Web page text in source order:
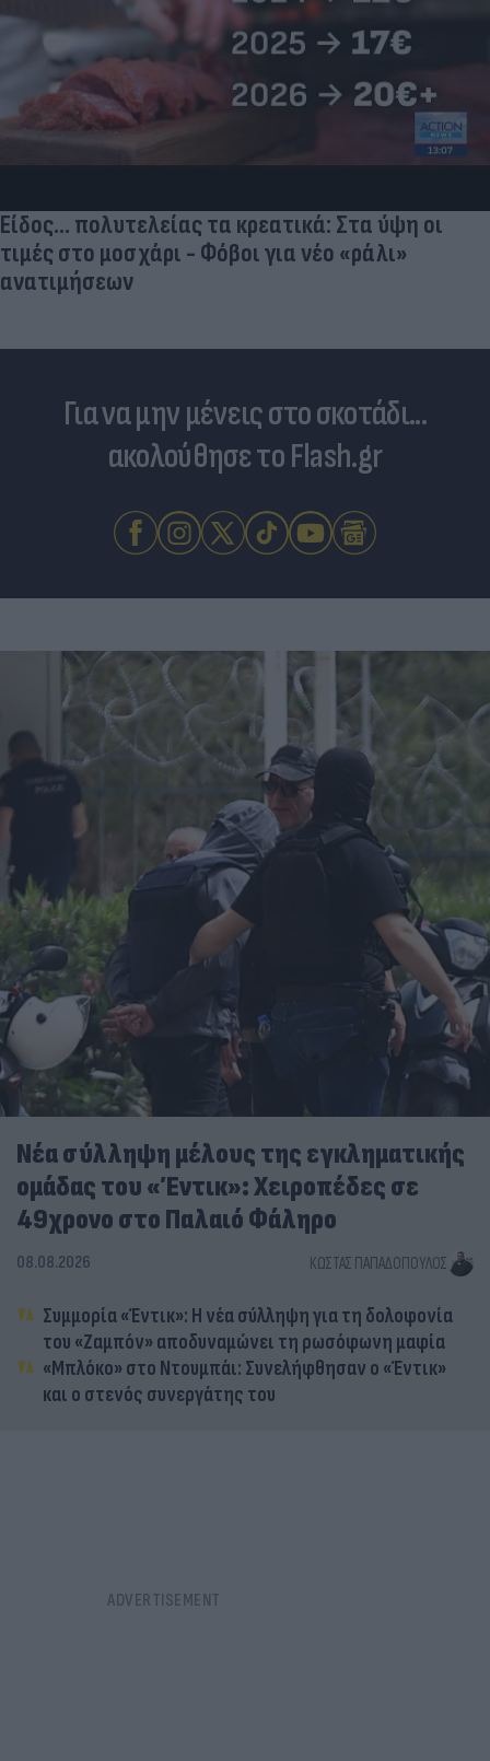
Νέα πρόκληση της Τουρκίας: Επαναφέρει τις
«γκρίζες ζώνες» στο Αιγαίο - Τι αναφέρει το
Για να μην μένεις στο σκοτάδι...
ακολούθησε το Flash.gr
Νέα σύλληψη μέλους της εγκληματικής
ομάδας του «Έντικ»: Χειροπέδες σε
49χρονο στο Παλαιό Φάληρο
08.08.2026 ΚΏΣΤΑΣ ΠΑΠΑΔΌΠΟΥΛΟΣ
Συμμορία «Έντικ»: Η νέα σύλληψη για τη δολοφονία
του «Ζαμπόν» αποδυναμώνει τη ρωσόφωνη μαφία
«Μπλόκο» στο Ντουμπάι: Συνελήφθησαν ο «Έντικ»
και ο στενός συνεργάτης του